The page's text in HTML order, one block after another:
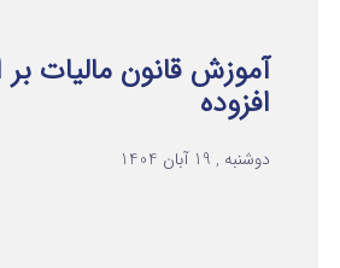
آموزش قانون مالیات
افزوده
دوشنبه , 19 آبان 1404